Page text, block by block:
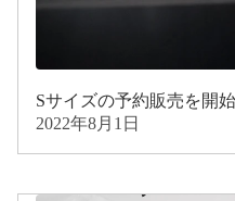
Sサイズの予約販売を開
2022年8月1日